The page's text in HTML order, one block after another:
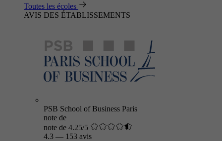
Toutes les écoles
AVIS DES ÉTABLISSEMENTS
PSB School of Business Paris
note de
note de 4.25/5
4.3 — 153 avis